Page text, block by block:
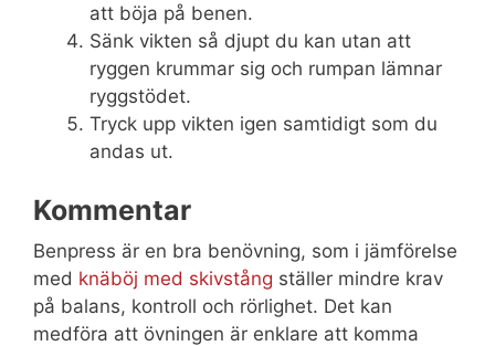
att böja på benen.
Sänk vikten så djupt du kan utan att
ryggen krummar sig och rumpan lämnar
ryggstödet.
Tryck upp vikten igen samtidigt som du
andas ut.
Kommentar
Benpress är en bra benövning, som i jämförelse
med knäböj med skivstång ställer mindre krav
på balans, kontroll och rörlighet. Det kan
medföra att övningen är enklare att komma